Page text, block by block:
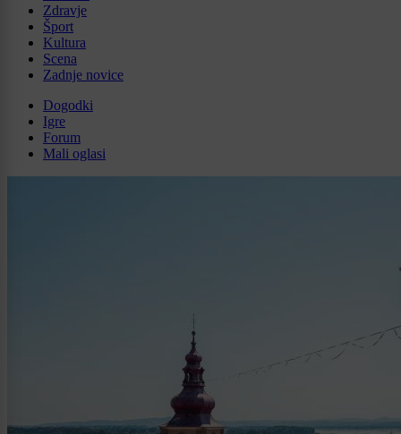
Zdravje
Šport
Kultura
Scena
Zadnje novice
Dogodki
Igre
Forum
Mali oglasi